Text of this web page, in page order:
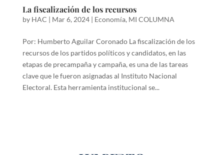
La fiscalización de los recursos
by HAC | Mar 6, 2024| Economía, MI COLUMNA
Por: Humberto Aguilar Coronado La fiscalización de los
recursos de los partidos políticos y candidatos, en las
etapas de precampaña y campaña, es una de las tareas
clave que le fueron asignadas al Instituto Nacional
Electoral. Esta herramienta institucional se...